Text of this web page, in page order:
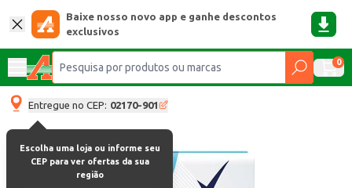
Baixe nosso novo app e ganhe descontos
exclusivos
0
Entregue no CEP: 02170-901
Escolha uma loja ou informe seu
CEP para ver ofertas da sua
região